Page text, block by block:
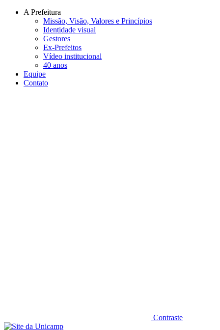
Conteúdo principal
A Prefeitura
Missão, Visão, Valores e Princípios
Identidade visual
Gestores
Ex-Prefeitos
Vídeo institucional
40 anos
Equipe
Contato
Contraste